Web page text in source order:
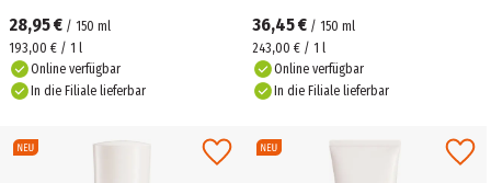
28,95 € / 150 ml
193,00 € / 1 l
Online verfügbar
In die Filiale lieferbar
36,45 € / 150 ml
243,00 € / 1 l
Online verfügbar
In die Filiale lieferbar